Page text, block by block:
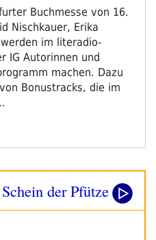
Buchmesse von 16.
Nischkauer, Erika
im literadio-
IG Autorinnen und
machen. Dazu
Bonustracks, die im
der Pfütze